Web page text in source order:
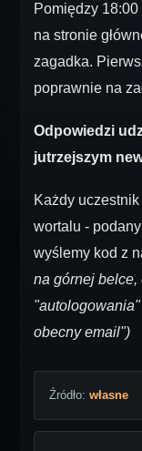
Pomiędzy
na stronie
zagadka.
poprawnie na
Odpowiedzi
jutrzejszym
Każdy
wortalu -
wyślemy kod z
na górnej
obecny email")
Źródło: własne